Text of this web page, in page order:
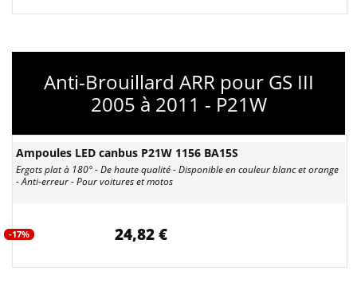
Anti-Brouillard ARR pour GS III
2005 à 2011 - P21W
Ampoules LED canbus P21W 1156 BA15S
Ergots plat à 180° - De haute qualité - Disponible en couleur blanc et orange
- Anti-erreur - Pour voitures et motos
-17% 24,82 €